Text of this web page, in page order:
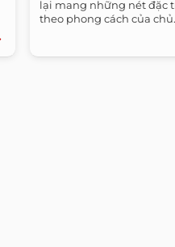
lại mang những nét đặc
theo phong cách của